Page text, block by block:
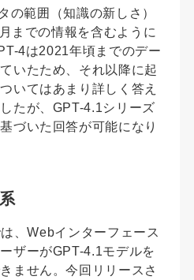
の範囲（知識の新しさ）
までの情報を含むように
4は2021年頃までのデー
いたため、それ以降に起
いてはあまり詳しく答え
たが、GPT-4.1シリーズ
づいた回答が可能になり
、Webインターフェース
ザーがGPT-4.1モデルを
ません。今回リリースさ